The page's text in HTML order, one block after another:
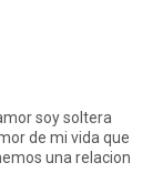
soy soltera
de mi vida que
una relacion